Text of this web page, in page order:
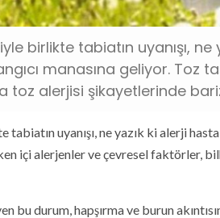
birlikte tabiatın uyanışı, ne
manasına geliyor. Toz
alerjisi şikayetlerinde
uyanışı, ne yazık ki alerji
içi alerjenler ve çevresel
bu durum, hapşırma ve burun